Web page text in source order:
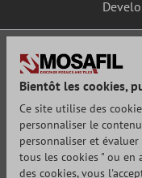
Bientôt les cookies,
Ce site utilise des
personnaliser le
personnaliser et
tous les cookies " ou en
des cookies, vous